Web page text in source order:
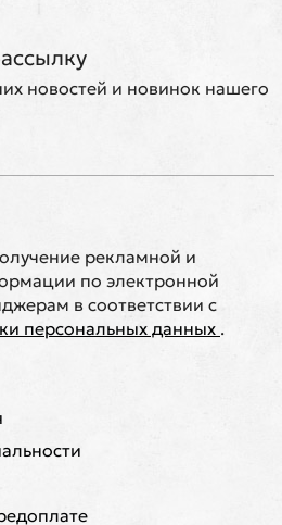
новостей и новинок нашего
рекламной и
по электронной
в соответствии с
персональных данных .